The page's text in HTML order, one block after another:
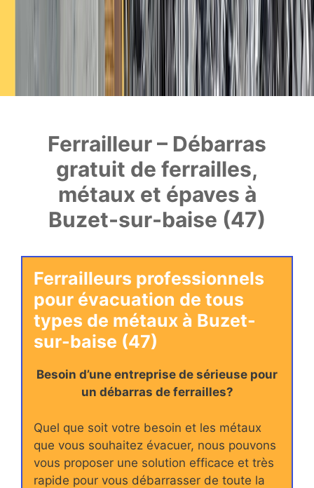
Ferrailleur – Débarras
gratuit de ferrailles,
métaux et épaves à
Buzet-sur-baise (47)
Ferrailleurs professionnels
pour évacuation de tous
types de métaux à Buzet-
sur-baise (47)
Besoin d’une entreprise de sérieuse pour
un débarras de ferrailles?
Quel que soit votre besoin et les métaux
que vous souhaitez évacuer, nous pouvons
vous proposer une solution efficace et très
rapide pour vous débarrasser de toute la